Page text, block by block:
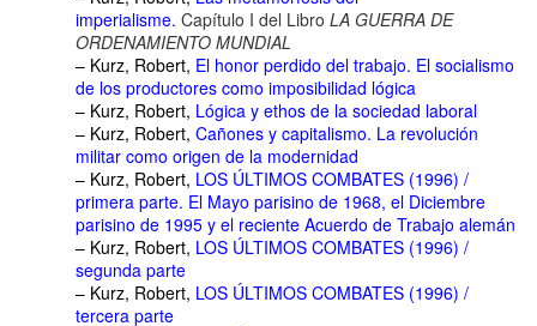
imperialisme. Capítulo I del LibroLA GUERRA DE
ORDENAMIENTO MUNDIAL
– Kurz, Robert, El honor perdido del trabajo. El socialismo
de los productores como imposibilidad lógica
– Kurz, Robert, Lógica y ethos de la sociedad laboral
– Kurz, Robert, Cañones y capitalismo. La revolución
militar como origen de la modernidad
– Kurz, Robert, LOS ÚLTIMOS COMBATES (1996) /
primera parte. El Mayo parisino de 1968, el Diciembre
parisino de 1995 y el reciente Acuerdo de Trabajo alemán
– Kurz, Robert, LOS ÚLTIMOS COMBATES (1996) /
segunda parte
– Kurz, Robert, LOS ÚLTIMOS COMBATES (1996) /
tercera parte